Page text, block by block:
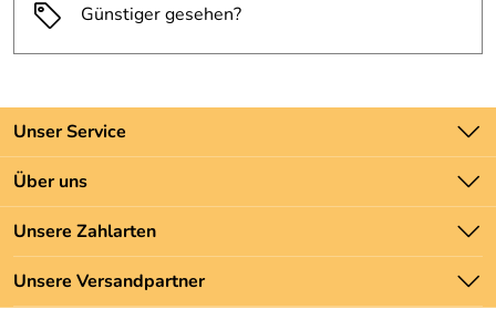
Günstiger gesehen?
Unser Service
Kontakt
Batteriegesetz
Newsletter
Zahlung und Versand
Über uns
Unsere Bestseller
Marken
Neu
Unsere Zahlarten
Unsere Versandpartner